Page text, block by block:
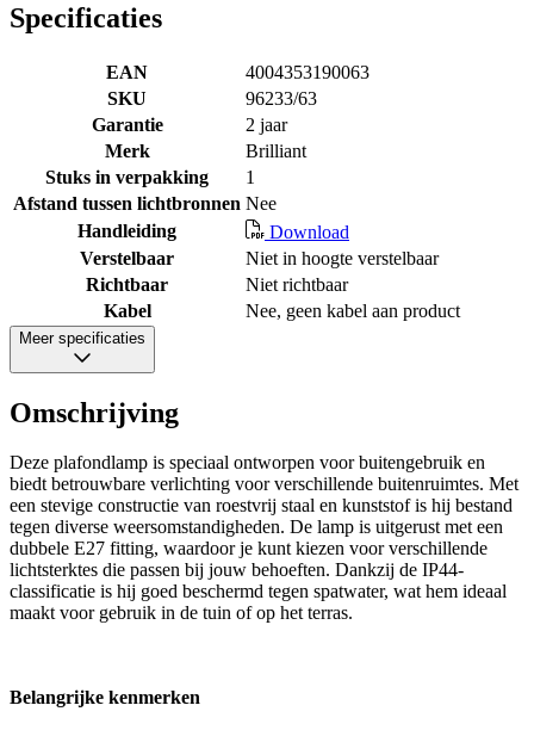
Specificaties
EAN
4004353190063
SKU
96233/63
Garantie
2 jaar
Merk
Brilliant
Stuks in verpakking
1
Afstand tussen lichtbronnen Nee
Handleiding
Download
Verstelbaar
Niet in hoogte verstelbaar
Richtbaar
Niet richtbaar
Kabel
Nee, geen kabel aan product
Meer specificaties
Omschrijving
Deze plafondlamp is speciaal ontworpen voor buitengebruik en
biedt betrouwbare verlichting voor verschillende buitenruimtes. Met
een stevige constructie van roestvrij staal en kunststof is hij bestand
tegen diverse weersomstandigheden. De lamp is uitgerust met een
dubbele E27 fitting, waardoor je kunt kiezen voor verschillende
lichtsterktes die passen bij jouw behoeften. Dankzij de IP44-
classificatie is hij goed beschermd tegen spatwater, wat hem ideaal
maakt voor gebruik in de tuin of op het terras.
Belangrijke kenmerken